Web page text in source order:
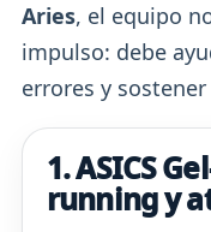
Aries, el equipo
impulso: debe
errores y
1. ASICS
running y